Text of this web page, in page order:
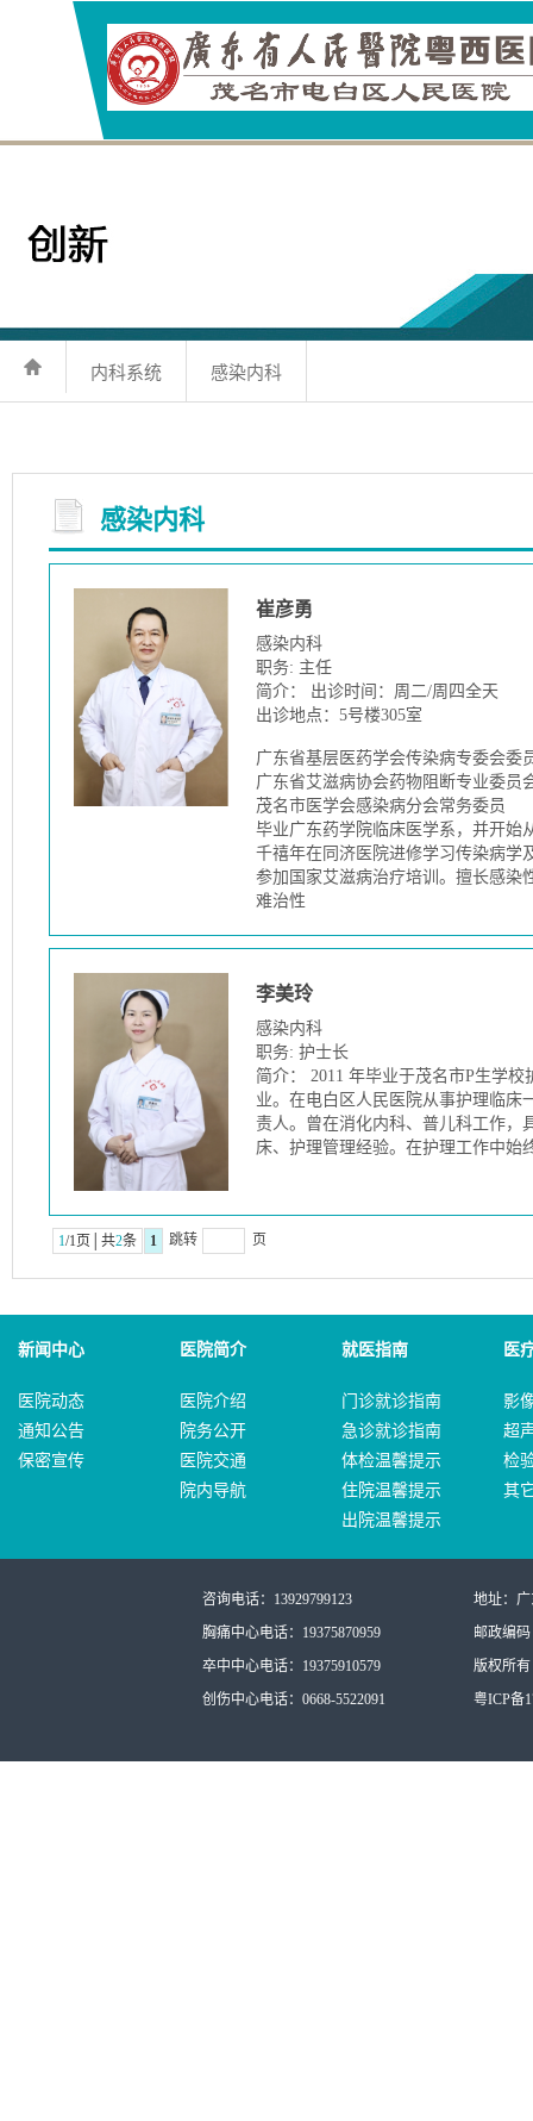
内科系统 感染内科
感染内科
崔彦勇
感染内科
职务: 主任
简介： 出诊时间：周二/周四全天
出诊地点：5号楼305室
广东省基层医药学会传染病专委会委
广东省艾滋病协会药物阻断专业委员
茂名市医学会感染病分会常务委员
毕业广东药学院临床医学系，并开始
千禧年在同济医院进修学习传染病学
参加国家艾滋病治疗培训。擅长感染
难治性
李美玲
感染内科
职务: 护士长
简介： 2011 年毕业于茂名市P生学
业。在电白区人民医院从事护理临床
责人。曾在消化内科、普儿科工作，
床、护理管理经验。在护理工作中始
1/1页│共2条 1 跳转 页
新闻中心 医院简介 就医指南 医
医院动态
通知公告
保密宣传
医院介绍
院务公开
医院交通
院内导航
门诊就诊指南
急诊就诊指南
体检温馨提示
住院温馨提示
出院温馨提示
影
超
检
其
咨询电话：13929799123
胸痛中心电话：19375870959
卒中中心电话：19375910579
创伤中心电话：0668-5522091
地址：
邮政编码
版权所
粤ICP备